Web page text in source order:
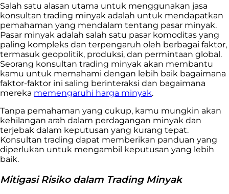
Salah satu alasan utama untuk menggunakan jasa
konsultan trading minyak adalah untuk mendapatkan
pemahaman yang mendalam tentang pasar minyak.
Pasar minyak adalah salah satu pasar komoditas yang
paling kompleks dan terpengaruh oleh berbagai faktor,
termasuk geopolitik, produksi, dan permintaan global.
Seorang konsultan trading minyak akan membantu
kamu untuk memahami dengan lebih baik bagaimana
faktor-faktor ini saling berinteraksi dan bagaimana
mereka memengaruhi harga minyak.
Tanpa pemahaman yang cukup, kamu mungkin akan
kehilangan arah dalam perdagangan minyak dan
terjebak dalam keputusan yang kurang tepat.
Konsultan trading dapat memberikan panduan yang
diperlukan untuk mengambil keputusan yang lebih
baik.
Mitigasi Risiko dalam Trading Minyak